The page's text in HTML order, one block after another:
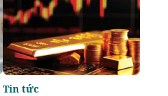
Tin tức